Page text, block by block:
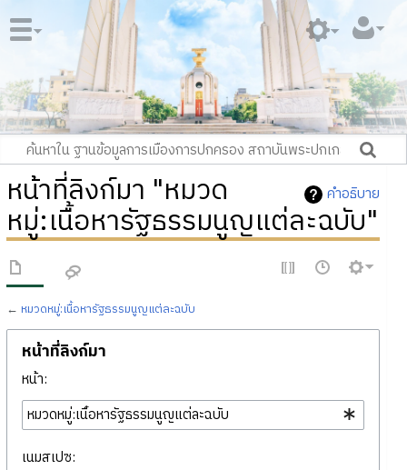
คำอธิบาย
หน้าที่ลิงก์มา "หมวด
หมู่:เนื้อหารัฐธรรมนูญแต่ละฉบับ"
← หมวดหมู่:เนื้อหารัฐธรรมนูญแต่ละฉบับ
หน้าที่ลิงก์มา
หน้า:
เนมสเปซ: